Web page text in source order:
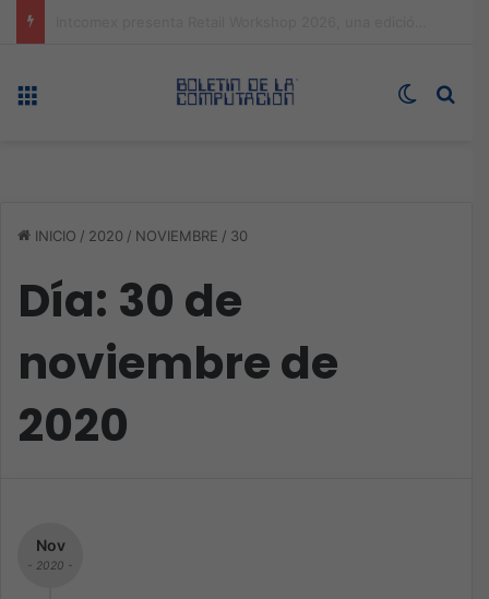
Switch
INICIO / 2020 / NOVIEMBRE / 30
Día: 30 de
noviembre de
2020
Nov
- 2020 -